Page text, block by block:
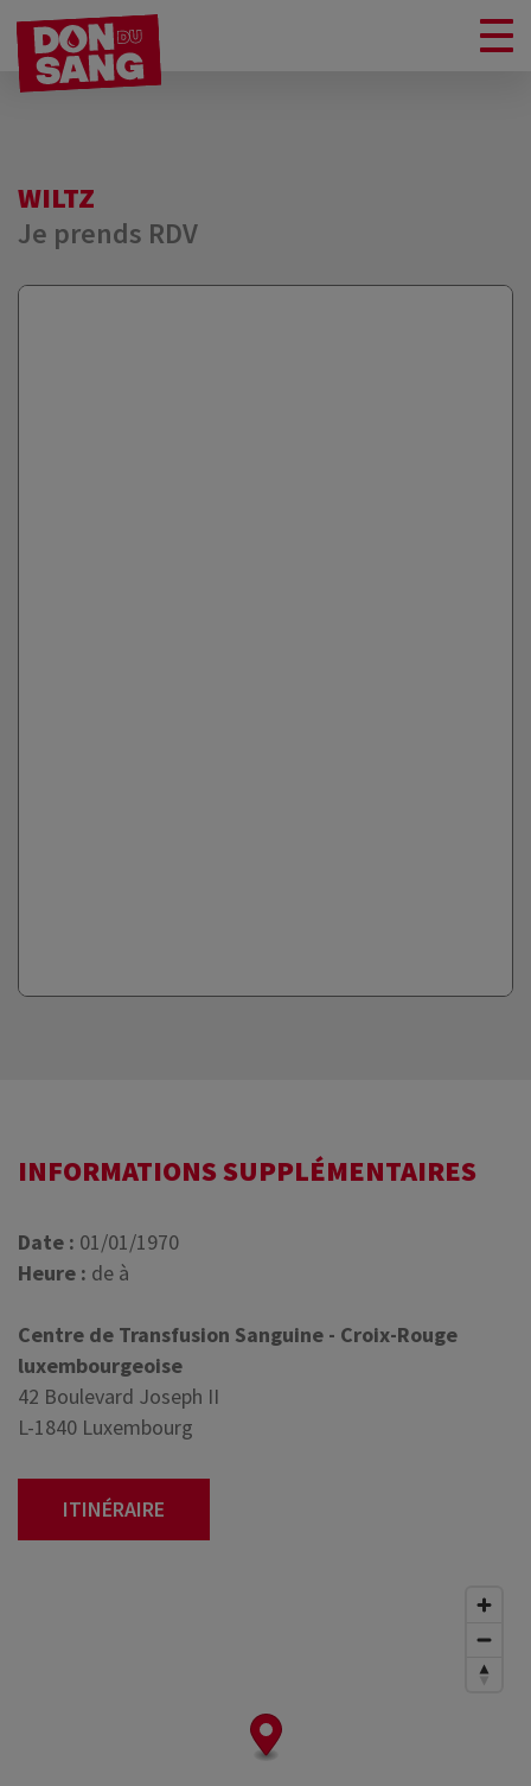
WILTZ
Je prends RDV
INFORMATIONS SUPPLÉMENTAIRES
Date : 01/01/1970
Heure : de à
Centre de Transfusion Sanguine - Croix-Rouge
luxembourgeoise
42 Boulevard Joseph II
L-1840 Luxembourg
ITINÉRAIRE